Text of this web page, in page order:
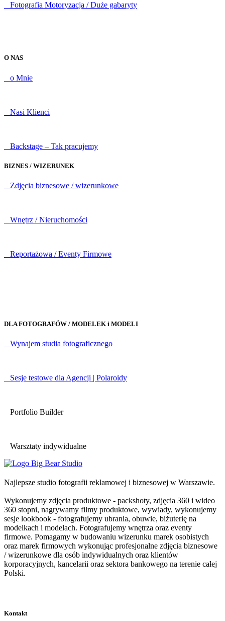
Fotografia Motoryzacja / Duże gabaryty
O NAS
o Mnie
Nasi Klienci
Backstage – Tak pracujemy
BIZNES / WIZERUNEK
Zdjęcia biznesowe / wizerunkowe
Wnętrz / Nieruchomości
Reportażowa / Eventy Firmowe
DLA FOTOGRAFÓW / MODELEK i MODELI
Wynajem studia fotograficznego
Sesje testowe dla Agencji | Polaroidy
Portfolio Builder
Warsztaty indywidualne
Najlepsze studio fotografii reklamowej i biznesowej w Warszawie.
Wykonujemy zdjęcia produktowe - packshoty, zdjęcia 360 i wideo
360 stopni, nagrywamy filmy produktowe, wywiady, wykonujemy
sesje lookbook - fotografujemy ubrania, obuwie, biżuterię na
modelkach i modelach. Fotografujemy wnętrza oraz eventy
firmowe. Pomagamy w budowaniu wizerunku marek osobistych
oraz marek firmowych wykonując profesjonalne zdjęcia biznesowe
/ wizerunkowe dla osób indywidualnych oraz klientów
korporacyjnych, kancelarii oraz sektora bankowego na terenie całej
Polski.
Kontakt